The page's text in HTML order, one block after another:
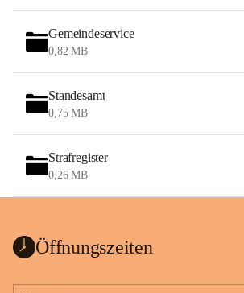
Gemeindeservice
0,82 MB
Standesamt
0,75 MB
Strafregister
0,26 MB
Öffnungszeiten